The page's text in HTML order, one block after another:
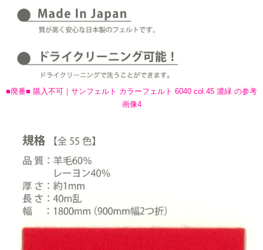
■廃番■ 購入不可｜サンフェルト カラーフェルト 6040 col.45 濃緑 の参考
画像4